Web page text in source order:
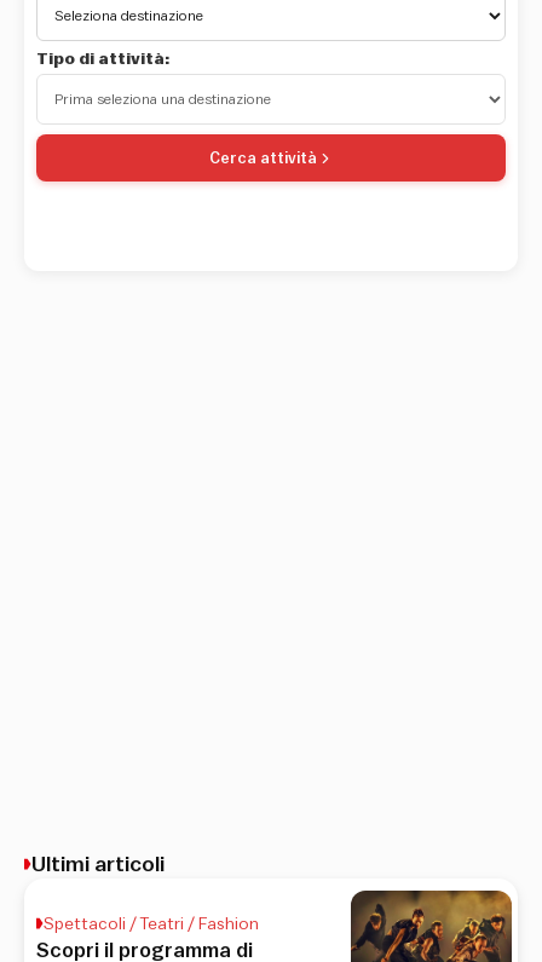
Tipo di attività:
Cerca attività
Ultimi articoli
Spettacoli / Teatri / Fashion
Scopri il programma di